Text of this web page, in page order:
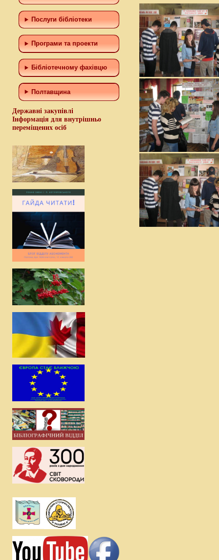
Послуги бібліотеки
Програми та проекти
Бiблiотечному фахiвцю
Полтавщина
Державні закупівлі
Інформація для внутрішньо
переміщених осіб